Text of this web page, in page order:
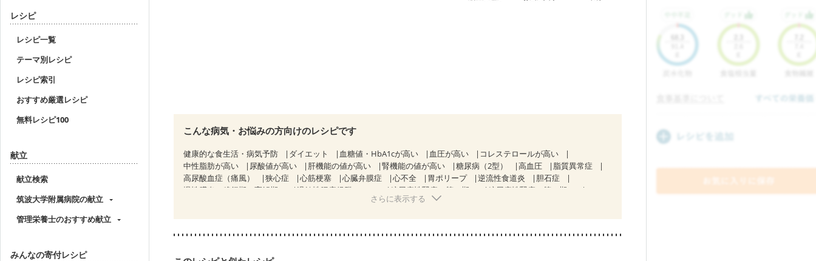
レシピ
レシピ一覧
テーマ別レシピ
レシピ索引
おすすめ厳選レシピ
無料レシピ100
献立
献立検索
筑波大学附属病院の献立
管理栄養士のおすすめ献立
みんなの寄付レシピ
こんな病気・お悩みの方向けのレシピです
健康的な食生活・病気予防 ダイエット 血糖値・HbA1cが高い 血圧が高い
コレステロールが高い
中性脂肪が高い
尿酸値が高い 肝機能の値が高い 腎機能の値が高い 糖尿病（2型） 高血圧
脂質異常症
高尿酸血症（痛風）
狭心症 心筋梗塞 心臓弁膜症 心不全 胃ポリープ 逆流性食道炎
胆石症
慢性膵炎（移行期・寛解期）
過敏性腸症候群（IBS） 糖尿病性腎症（第１期）
糖尿病性腎症（第２期）
CKD（ステージ２）
フレイル（年齢に合わせた体作り）
貧血対策 ニキビ・肌荒れ 妊活中 更年期
さらに表示する